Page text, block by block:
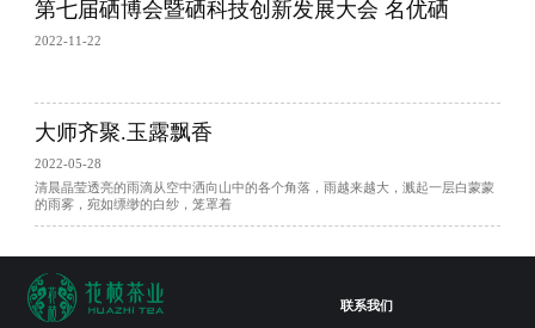
第七届硒博会暨硒科技创新发展大会 名优硒
2022-11-22
大师齐聚.玉露飘香
2022-05-28
清晨晶莹透亮的雨滴从空中洒向山中的各个角落，雨越来越大，溅起一层白蒙蒙
的雨雾，宛如缥缈的白纱，笼罩着
联系我们